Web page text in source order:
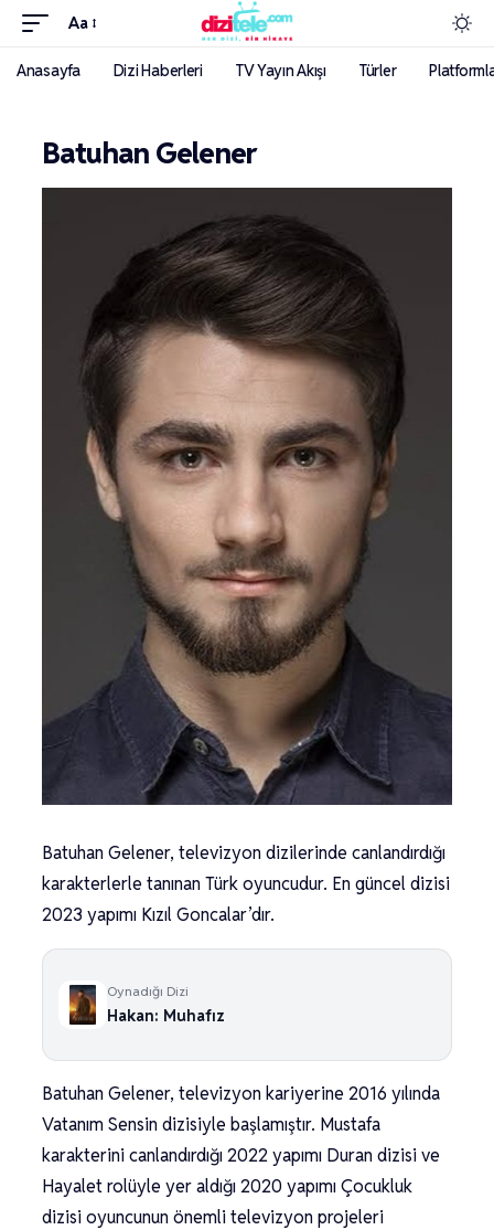
Aa
Anasayfa Dizi Haberleri TV Yayın Akışı Türler
Batuhan Gelener
Batuhan Gelener, televizyon dizilerinde canlandırdığı
karakterlerle tanınan Türk oyuncudur. En güncel dizisi
2023 yapımı Kızıl Goncalar’dır.
Oynadığı Dizi
Hakan: Muhafız
Batuhan Gelener, televizyon kariyerine 2016 yılında
Vatanım Sensin dizisiyle başlamıştır. Mustafa
karakterini canlandırdığı 2022 yapımı Duran dizisi ve
Hayalet rolüyle yer aldığı 2020 yapımı Çocukluk
dizisi oyuncunun önemli televizyon projeleri